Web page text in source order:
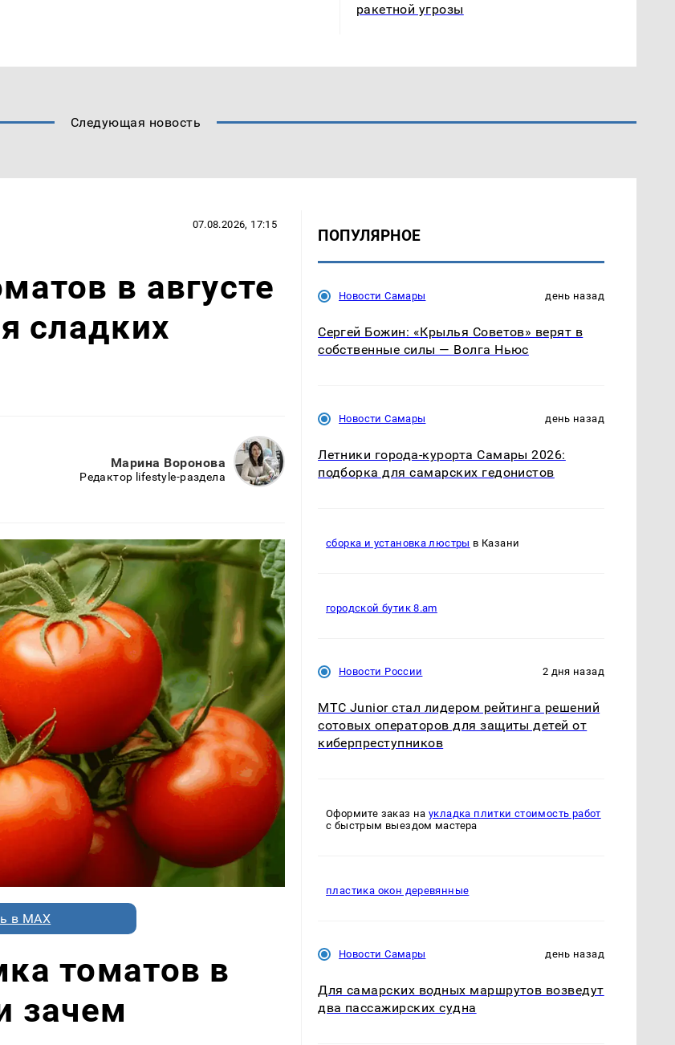
ракетной угрозы
Следующая новость
07.08.2026, 17:15
в августе
сладких
Марина Воронова
Редактор lifestyle-раздела
в MAX
томатов в
зачем
ПОПУЛЯРНОЕ
Новости Самары день назад
Сергей Божин: «Крылья Советов» верят в
собственные силы — Волга Ньюс
Новости Самары день назад
Летники города-курорта Самары 2026:
подборка для самарских гедонистов
сборка и установка люстры в Казани
городской бутик 8.am
Новости России 2 дня назад
МТС Junior стал лидером рейтинга решений
сотовых операторов для защиты детей от
киберпреступников
Оформите заказ наукладка плитки стоимость работ
с быстрым выездом мастера
пластика окон деревянные
Новости Самары день назад
Для самарских водных маршрутов возведут
два пассажирских судна